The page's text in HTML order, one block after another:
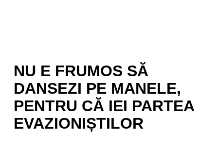
NU E FRUMOS SĂ
DANSEZI PE MANELE,
PENTRU CĂ IEI PARTEA
EVAZIONIȘTILOR